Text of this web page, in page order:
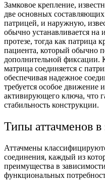
Замковое крепление,
две основных
патрицей, и наружную,
обычно устанавливается на
протезе, тогда как патрица
пациента, который обычно
дополнительной фиксации.
матрица соединяется с
обеспечивая надежное
требуется особое движение
активирующего ключа, что
стабильность конструкции.
Типы аттачменов в
Аттачмены
соединения, каждый из
преимущества в
функциональных